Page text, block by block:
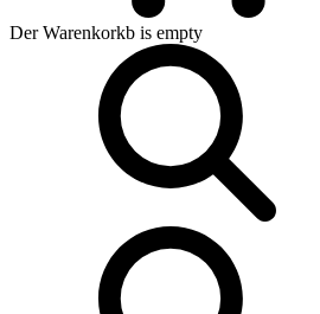
Der Warenkorkb is empty